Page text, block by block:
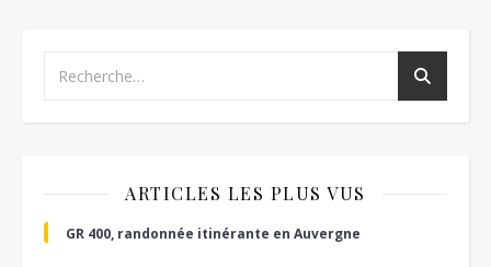
ARTICLES LES PLUS VUS
GR 400, randonnée itinérante en Auvergne